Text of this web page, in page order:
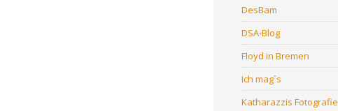
DesBam
DSA-Blog
Floyd in Bremen
Ich mag´s
Katharazzis Fotografie